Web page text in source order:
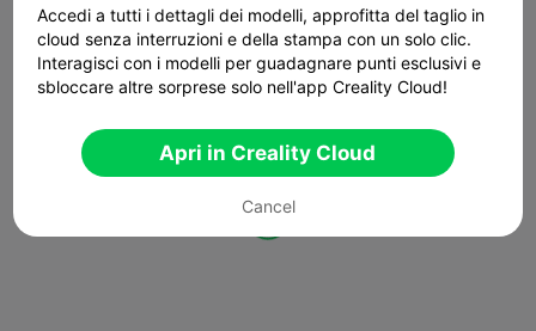
Accedi a tutti i dettagli dei modelli, approfitta del taglio in
cloud senza interruzioni e della stampa con un solo clic.
Interagisci con i modelli per guadagnare punti esclusivi e
sbloccare altre sorprese solo nell'app Creality Cloud!
Apri in Creality Cloud
Cancel